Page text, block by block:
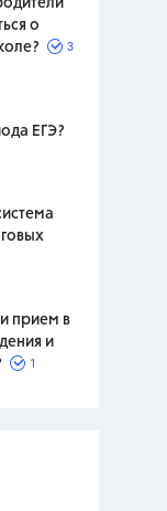
о
3
ЕГЭ?
прием в
и
1